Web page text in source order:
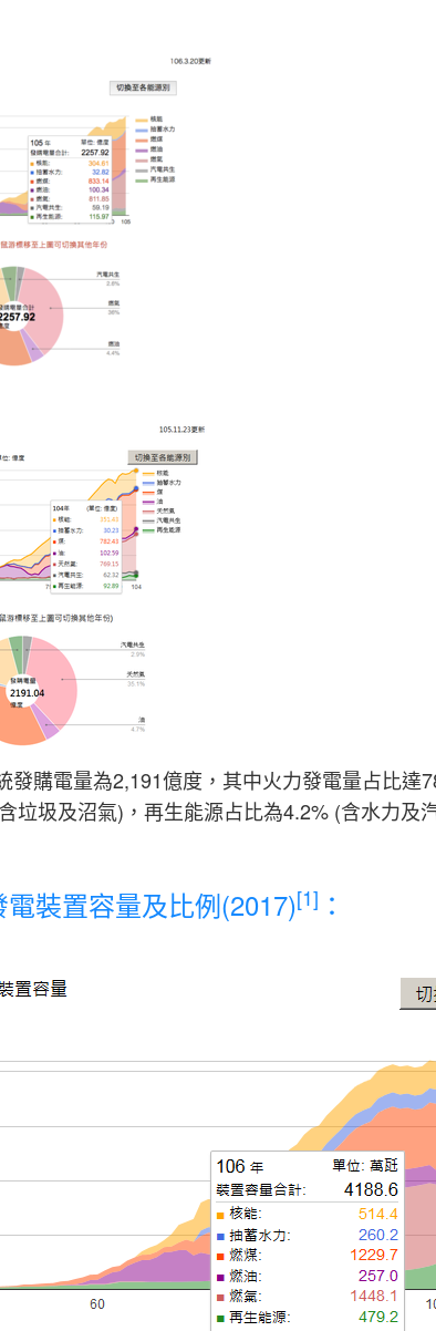
發購電量為2,191億度，其中火力發電量占比
垃圾及沼氣)，再生能源占比為4.2% (含水力及
裝置容量及比例(2017)[1] ：